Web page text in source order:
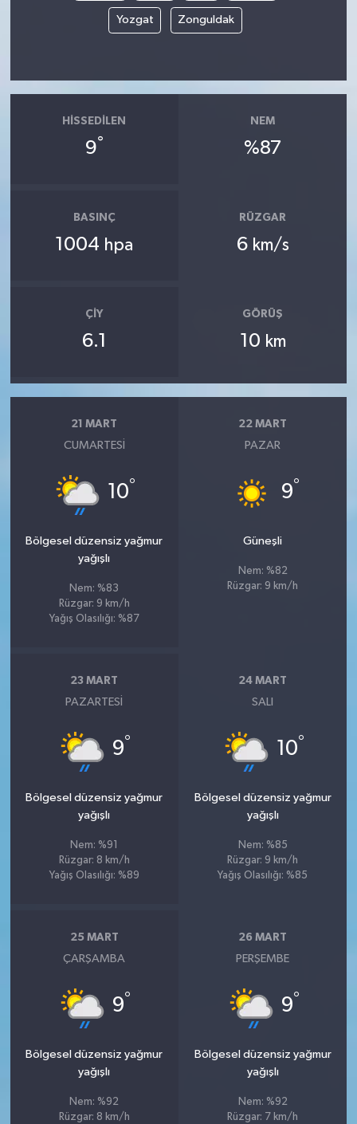
Yozgat Zonguldak
HISSEDILEN
9°
NEM
%87
BASINÇ
1004 hpa
RÜZGAR
6 km/s
ÇIY
6.1
GÖRÜŞ
10 km
21 MART
CUMARTESI
10°
Bölgesel düzensiz yağmur
yağışlı
Nem: %83
Rüzgar: 9 km/h
Yağış Olasılığı: %87
22 MART
PAZAR
9°
Güneşli
Nem: %82
Rüzgar: 9 km/h
23 MART
PAZARTESI
9°
Bölgesel düzensiz yağmur
yağışlı
Nem: %91
Rüzgar: 8 km/h
Yağış Olasılığı: %89
24 MART
SALI
10°
Bölgesel düzensiz yağmur
yağışlı
Nem: %85
Rüzgar: 9 km/h
Yağış Olasılığı: %85
25 MART
ÇARŞAMBA
9°
Bölgesel düzensiz yağmur
yağışlı
Nem: %92
Rüzgar: 8 km/h
26 MART
PERŞEMBE
9°
Bölgesel düzensiz yağmur
yağışlı
Nem: %92
Rüzgar: 7 km/h